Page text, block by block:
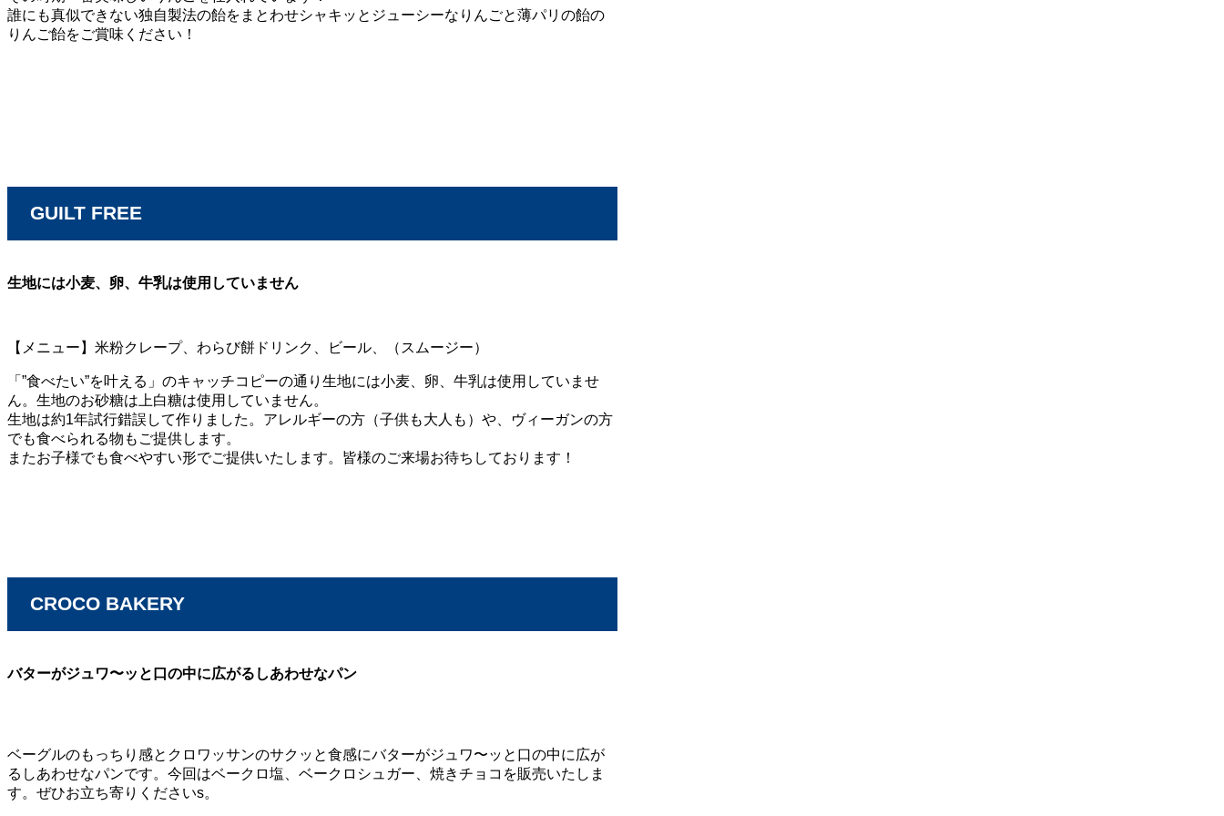
誰にも真似できない独自製法の飴をまとわせシャキッとジューシーなりんごと薄パリの飴の
りんご飴をご賞味ください！
GUILT FREE
生地には小麦、卵、牛乳は使用していません
【メニュー】米粉クレープ、わらび餅ドリンク、ビール、（スムージー）
「”食べたい”を叶える」のキャッチコピーの通り生地には小麦、卵、牛乳は使用していませ
ん。生地のお砂糖は上白糖は使用していません。
生地は約1年試行錯誤して作りました。アレルギーの方（子供も大人も）や、ヴィーガンの方
でも食べられる物もご提供します。
またお子様でも食べやすい形でご提供いたします。皆様のご来場お待ちしております！
CROCO BAKERY
バターがジュワ〜ッと口の中に広がるしあわせなパン
ベーグルのもっちり感とクロワッサンのサクッと食感にバターがジュワ〜ッと口の中に広が
るしあわせなパンです。今回はベークロ塩、ベークロシュガー、焼きチョコを販売いたしま
す。ぜひお立ち寄りくださいs。